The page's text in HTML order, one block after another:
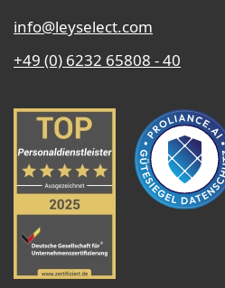
info@leyselect.com
+49 (0) 6232 65808 - 40